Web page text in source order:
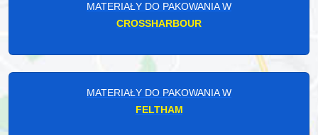
MATERIAŁY DO PAKOWANIA W
CROSSHARBOUR
MATERIAŁY DO PAKOWANIA W
FELTHAM